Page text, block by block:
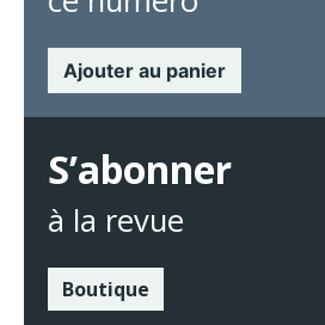
Ajouter au panier
S’abonner
à la revue
Boutique